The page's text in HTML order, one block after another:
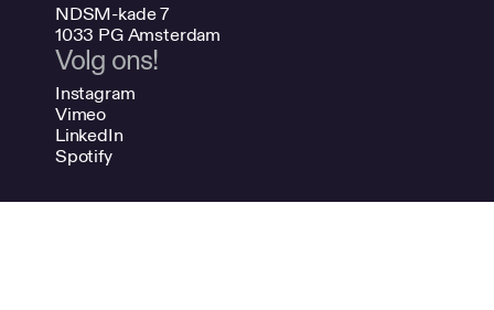
NDSM-kade 7
1033 PG Amsterdam
Volg ons!
Instagram
Vimeo
LinkedIn
Spotify